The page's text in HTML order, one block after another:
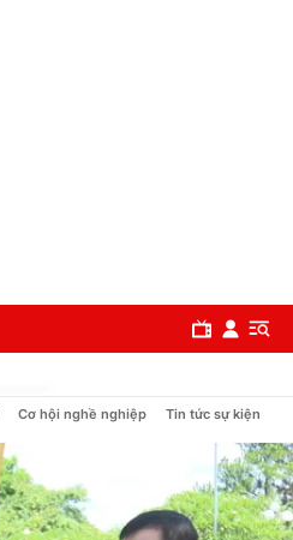
Cơ hội nghề nghiệp Tin tức sự kiện